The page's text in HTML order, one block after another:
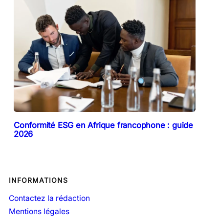
Conformité ESG en Afrique francophone : guide
2026
INFORMATIONS
Contactez la rédaction
Mentions légales